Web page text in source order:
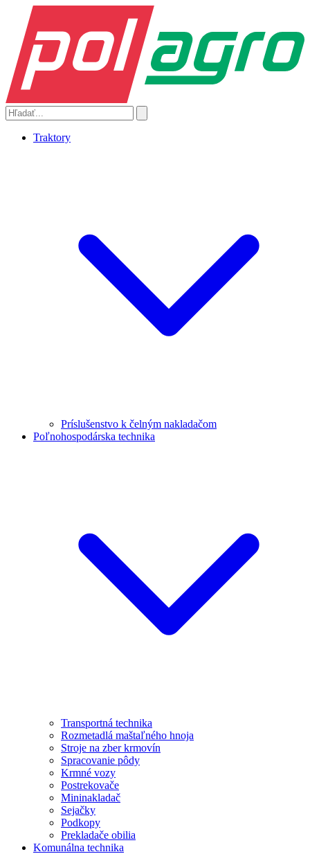
Traktory
Príslušenstvo k čelným nakladačom
Poľnohospodárska technika
Transportná technika
Rozmetadlá maštaľného hnoja
Stroje na zber krmovín
Spracovanie pôdy
Krmné vozy
Postrekovače
Mininakladač
Sejačky
Podkopy
Prekladače obilia
Komunálna technika